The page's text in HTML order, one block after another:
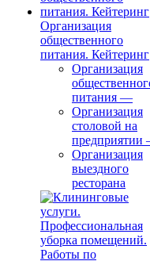
Организация
общественного
питания. Кейтеринг
Организация
питания —
Организация
столовой на
предприятии
Организация
выездного
ресторана